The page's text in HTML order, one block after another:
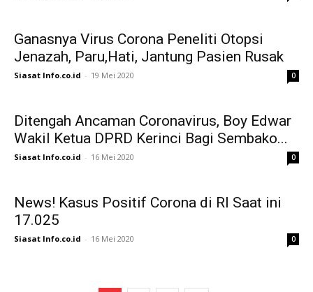
Ganasnya Virus Corona Peneliti Otopsi
Jenazah, Paru,Hati, Jantung Pasien Rusak
Siasat Info.co.id - 19 Mei 2020 0
Ditengah Ancaman Coronavirus, Boy Edwar
Wakil Ketua DPRD Kerinci Bagi Sembako...
Siasat Info.co.id - 16 Mei 2020 0
News! Kasus Positif Corona di RI Saat ini
17.025
Siasat Info.co.id - 16 Mei 2020 0